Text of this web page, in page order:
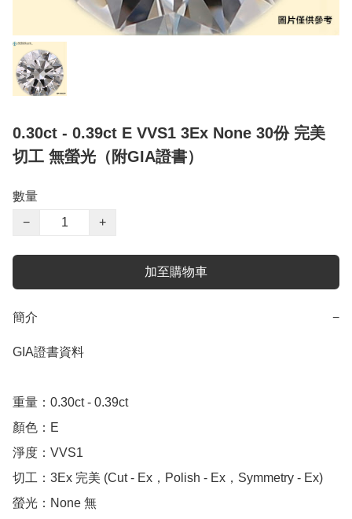
0.30ct - 0.39ct E VVS1 3Ex None 30份 完美
切工 無螢光（附GIA證書）
數量
−
+
加至購物車
簡介 −
GIA證書資料
重量：0.30ct - 0.39ct
顏色：E
淨度：VVS1
切工：3Ex 完美 (Cut - Ex，Polish - Ex，Symmetry - Ex)
螢光：None 無